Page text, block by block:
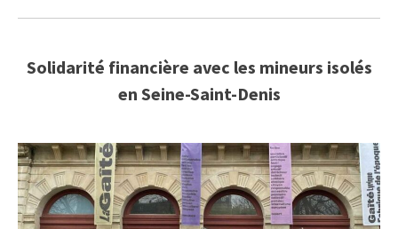
Solidarité financière avec les mineurs isolés
en Seine-Saint-Denis